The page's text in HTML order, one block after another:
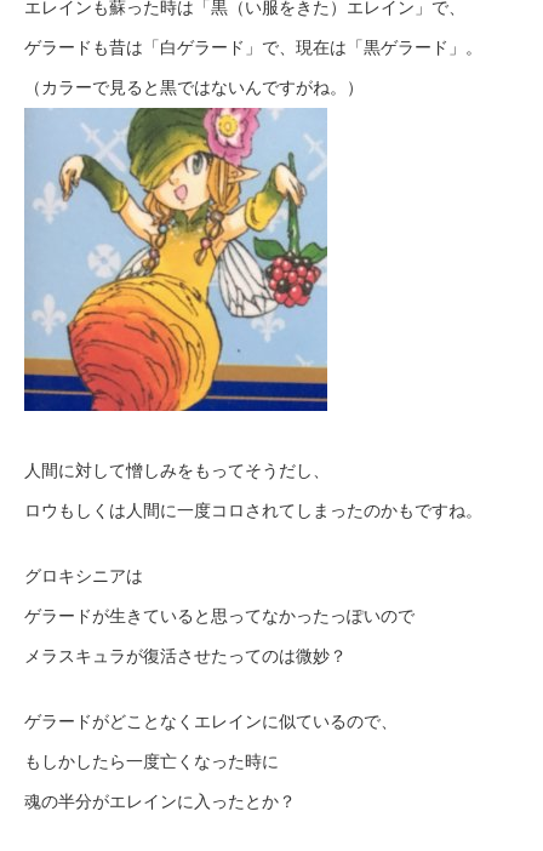
エレインも蘇った時は「黒（い服をきた）エレイン」で、
ゲラードも昔は「白ゲラード」で、現在は「黒ゲラード」。
（カラーで見ると黒ではないんですがね。）
人間に対して憎しみをもってそうだし、
ロウもしくは人間に一度コロされてしまったのかもですね。
グロキシニアは
ゲラードが生きていると思ってなかったっぽいので
メラスキュラが復活させたってのは微妙？
ゲラードがどことなくエレインに似ているので、
もしかしたら一度亡くなった時に
魂の半分がエレインに入ったとか？